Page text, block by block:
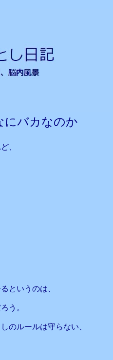
バカなのか
、
というのは、
う。
のルールは守らない、